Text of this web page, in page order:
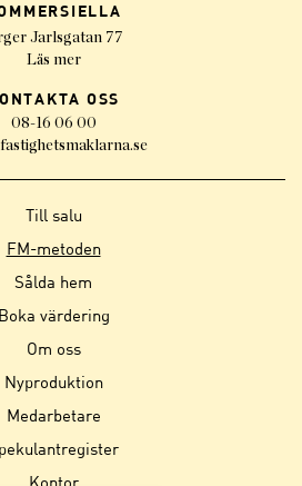
Jarlsgatan 77
Läs mer
OSS
08-16 06 00
Till salu
FM-metoden
Sålda hem
Boka värdering
Om oss
Nyproduktion
Medarbetare